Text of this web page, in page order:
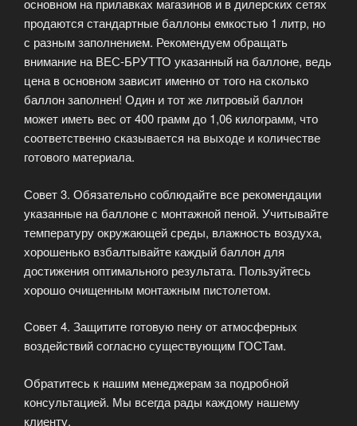
основном на прилавках магазинов и в дилерских сетях
продаются стандартные баллоны емкостью 1 литр, но
с разным заполнением. Рекомендуем обращать
внимание на ВЕС-БРУТТО указанный на баллоне, ведь
цена в основном зависит именно от того на сколько
баллон заполнен! Один и тот же литровый баллон
может иметь вес от 400 грамм до 1,06 килограмм, что
соответственно сказывается на выходе и количестве
готового материала.
Совет 3. Обязательно соблюдайте все рекомендации
указанные на баллоне с монтажной пеной. Учитывайте
температуру окружающей среды, влажность воздуха,
хорошенько взбалтывайте каждый баллон для
достижения оптимального результата. Пользуйтесь
хорошо очищенным монтажным пистолетом.
Совет 4. Защитите готовую пену от атмосферных
воздействий согласно существующим ГОСТам.
Обратитесь к нашим менеджерам за подробной
консультацией. Мы всегда рады каждому нашему
клиенту.